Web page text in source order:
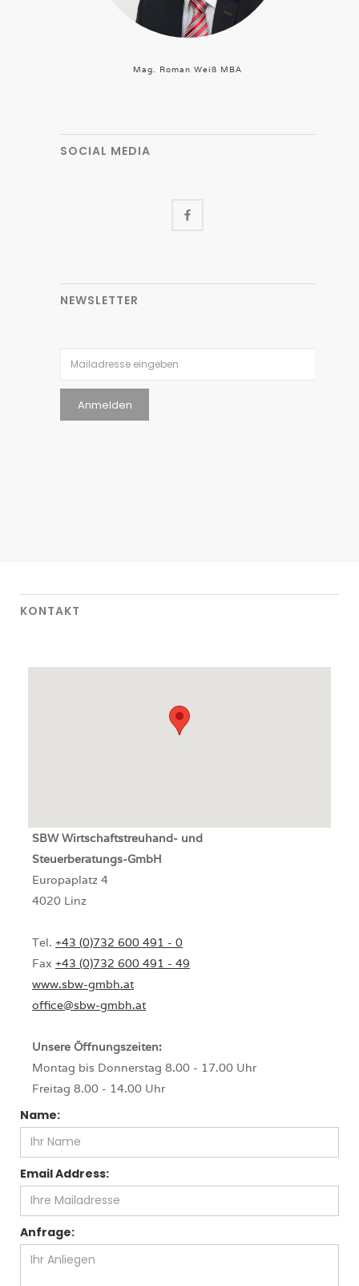
Mag. Roman Weiß MBA
SOCIAL MEDIA
NEWSLETTER
KONTAKT
SBWWirtschaftstreuhand- und
Steuerberatungs-GmbH
Europaplatz 4
4020 Linz
Tel. +43 (0)732 600 491 - 0
Fax +43 (0)732 600 491 - 49
www.sbw-gmbh.at
office@sbw-gmbh.at
Unsere Öffnungszeiten:
Montag bis Donnerstag 8.00 - 17.00 Uhr
Freitag 8.00 - 14.00 Uhr
Name:
Email Address:
Anfrage: